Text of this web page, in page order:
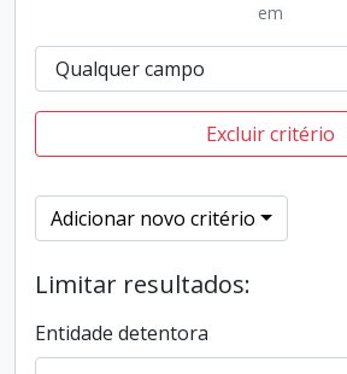
em
Excluir critério
Adicionar novo critério
Limitar resultados:
Entidade detentora